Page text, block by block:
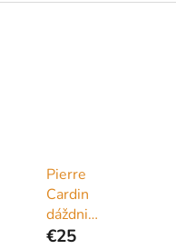
Pierre
Cardin
dáždnik
skladací
€25